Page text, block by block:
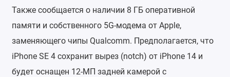
Также сообщается о наличии 8 ГБ оперативной
памяти и собственного 5G-модема от Apple,
заменяющего чипы Qualcomm. Предполагается, что
iPhone SE 4 сохранит вырез (notch) от iPhone 14 и
будет оснащен 12-МП задней камерой с